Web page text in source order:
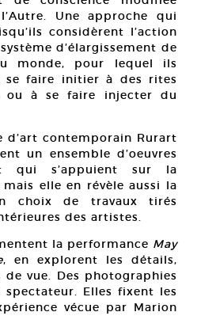
Une approche qui
considèrent l’action
d’élargissement de
monde, pour lequel ils
se faire initier à des rites
ou à se faire injecter du
d’art contemporain Rurart
un ensemble d’oeuvres
qui s’appuient sur la
elle en révèle aussi la
choix de travaux tirés
des artistes.
la performance May
, en explorent les détails,
vue. Des photographies
Elles fixent les
vécue par Marion